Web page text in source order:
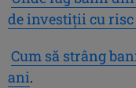
de investiţii cu risc
Cum să strâng
ani.